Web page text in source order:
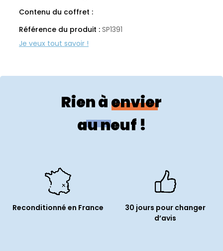
Contenu du coffret :
Référence du produit : SP1391
Rien à envier
au neuf !
Reconditionné en France
30 jours pour changer
d’avis